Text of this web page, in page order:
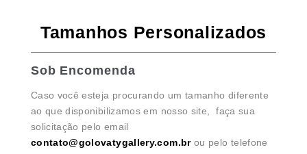
Tamanhos Personalizados
Sob Encomenda
Caso você esteja procurando um tamanho diferente
ao que disponibilizamos em nosso site, faça sua
solicitação pelo email
contato@golovatygallery.com.brou pelo telefone